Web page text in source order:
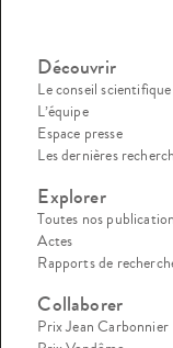
Découvrir
Le conseil scientifique
L’équipe
Espace presse
Les dernières
Explorer
Toutes nos
Actes
Rapports de
Collaborer
Prix Jean Carbonnier